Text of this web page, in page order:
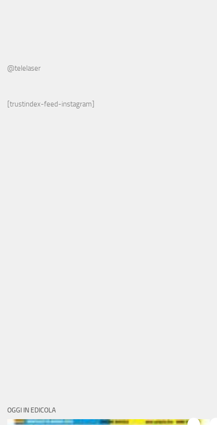
@telelaser
[trustindex-feed-instagram]
OGGI IN EDICOLA